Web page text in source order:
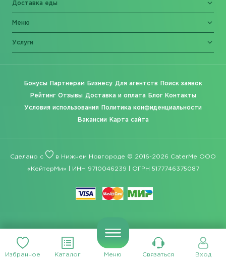
Избранное Каталог Меню Связаться Вход
Доставка еды
Меню
Услуги
Бонусы Партнерам Бизнесу Для агентств Поиск заявок
Рейтинг Отзывы Доставка и оплата Блог Контакты
Условия использования Политика конфиденциальности
Вакансии Карта сайта
Сделано с в Нижнем Новгороде © 2016-2026 CaterMe ООО
«КейтерМи» | ИНН 9710046239 | ОГРН 5177746375087